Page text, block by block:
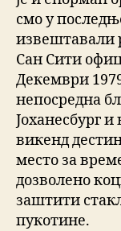
смо у
извештавали
Сан Сити
Декември
непосредна
Јоханесбург
викенд
место за
дозволено
заштити
пукотине.